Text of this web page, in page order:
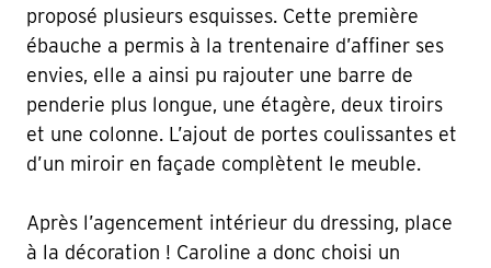
proposé plusieurs esquisses. Cette première
ébauche a permis à la trentenaire d’affiner ses
envies, elle a ainsi pu rajouter une barre de
penderie plus longue, une étagère, deux tiroirs
et une colonne. L’ajout de portes coulissantes et
d’un miroir en façade complètent le meuble.
Après l’agencement intérieur du dressing, place
à la décoration ! Caroline a donc choisi un